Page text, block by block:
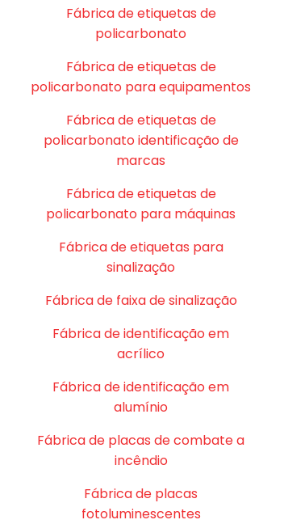
Fábrica de etiquetas de
policarbonato
Fábrica de etiquetas de
policarbonato para equipamentos
Fábrica de etiquetas de
policarbonato identificação de
marcas
Fábrica de etiquetas de
policarbonato para máquinas
Fábrica de etiquetas para
sinalização
Fábrica de faixa de sinalização
Fábrica de identificação em
acrílico
Fábrica de identificação em
alumínio
Fábrica de placas de combate a
incêndio
Fábrica de placas
fotoluminescentes